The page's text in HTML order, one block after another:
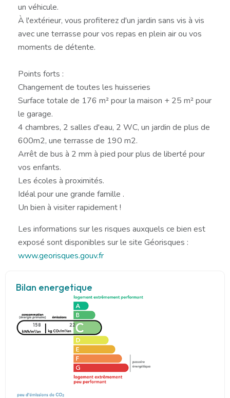
un véhicule.
À l'extérieur, vous profiterez d'un jardin sans vis à vis
avec une terrasse pour vos repas en plein air ou vos
moments de détente.
Points forts :
Changement de toutes les huisseries
Surface totale de 176 m² pour la maison + 25 m² pour
le garage.
4 chambres, 2 salles d'eau, 2 WC, un jardin de plus de
600m2, une terrasse de 190 m2.
Arrêt de bus à 2 mm à pied pour plus de liberté pour
vos enfants.
Les écoles à proximités.
Idéal pour une grande famille .
Un bien à visiter rapidement !
Les informations sur les risques auxquels ce bien est
exposé sont disponibles sur le site Géorisques :
www.georisques.gouv.fr
Bilan energetique
158 22